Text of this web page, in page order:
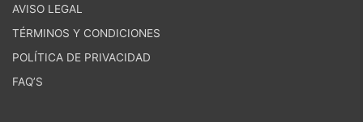
AVISO LEGAL
TÉRMINOS Y CONDICIONES
POLÍTICA DE PRIVACIDAD
FAQ’S